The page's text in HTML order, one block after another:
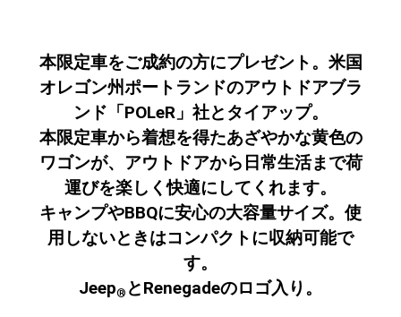
本限定車をご成約の方にプレゼント。米国
オレゴン州ポートランドのアウトドアブラ
ンド「POLeR」社とタイアップ。
本限定車から着想を得たあざやかな黄色の
ワゴンが、アウトドアから日常生活まで荷
運びを楽しく快適にしてくれます。
キャンプやBBQに安心の大容量サイズ。使
用しないときはコンパクトに収納可能で
す。
Jeep® とRenegadeのロゴ入り。